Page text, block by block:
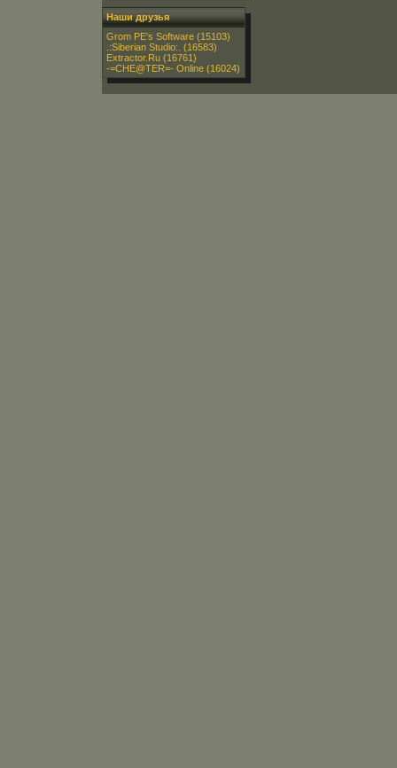
Наши друзья
Grom PE's Software (15103)
.:Siberian Studio:. (16583)
Extractor.Ru (16761)
-=CHE@TER=- Online (16024)